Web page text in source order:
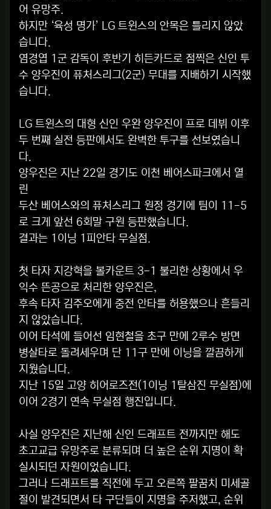
어 유망주.
하지만 ‘육성 명가’ LG 트윈스의 안목은 틀리지 않았
습니다.
염경엽 1군 감독이 후반기 히든카드로 점찍은 신인 투
수 양우진이 퓨처스리그(2군) 무대를 지배하기 시작했
습니다.
LG 트윈스의 대형 신인 우완 양우진이 프로 데뷔 이후
두 번째 실전 등판에서도 완벽한 투구를 선보였습니
다.
양우진은 지난 22일 경기도 이천 베어스파크에서 열
린
두산 베어스와의 퓨처스리그 원정 경기에 팀이 11-5
로 크게 앞선 6회말 구원 등판했습니다.
결과는 1이닝 1피안타 무실점.
첫 타자 지강혁을 볼카운트 3-1 불리한 상황에서 우
익수 뜬공으로 처리한 양우진은,
후속 타자 김주오에게 중전 안타를 허용했으나 흔들리
지 않았습니다.
이어 타석에 들어선 임현철을 초구 만에 2루수 방면
병살타로 돌려세우며 단 11구 만에 이닝을 깔끔하게
지웠습니다.
지난 15일 고양 히어로즈전(1이닝 1탈삼진 무실점)에
이어 2경기 연속 무실점 행진입니다.
사실 양우진은 지난해 신인 드래프트 전까지만 해도
초고교급 유망주로 분류되며 더 높은 순위 지명이 확
실시되던 자원이었습니다.
그러나 드래프트를 직전에 두고 오른쪽 팔꿈치 미세골
절이 발견되면서 타 구단들이 지명을 주저했고, 순위